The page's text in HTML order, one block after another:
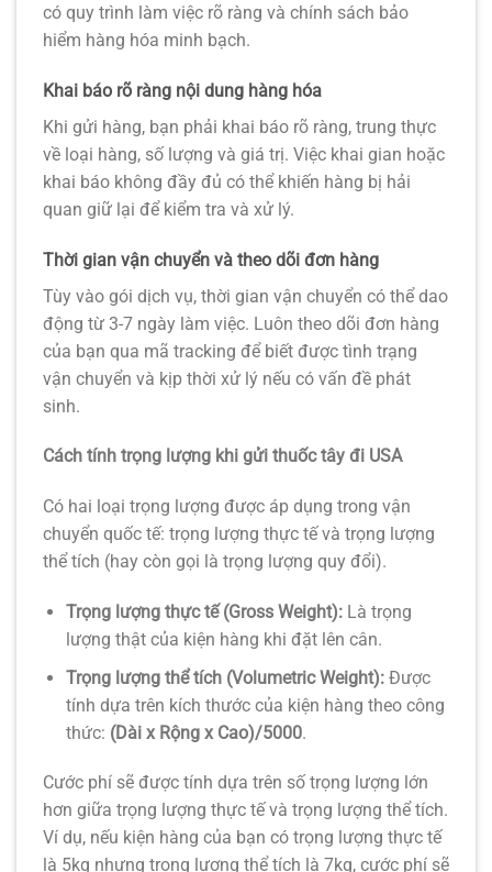
có quy trình làm việc rõ ràng và chính sách bảo
hiểm hàng hóa minh bạch.
Khai báo rõ ràng nội dung hàng hóa
Khi gửi hàng, bạn phải khai báo rõ ràng, trung thực
về loại hàng, số lượng và giá trị. Việc khai gian hoặc
khai báo không đầy đủ có thể khiến hàng bị hải
quan giữ lại để kiểm tra và xử lý.
Thời gian vận chuyển và theo dõi đơn hàng
Tùy vào gói dịch vụ, thời gian vận chuyển có thể dao
động từ 3-7 ngày làm việc. Luôn theo dõi đơn hàng
của bạn qua mã tracking để biết được tình trạng
vận chuyển và kịp thời xử lý nếu có vấn đề phát
sinh.
Cách tính trọng lượng khi gửi thuốc tây đi USA
Có hai loại trọng lượng được áp dụng trong vận
chuyển quốc tế: trọng lượng thực tế và trọng lượng
thể tích (hay còn gọi là trọng lượng quy đổi).
Trọng lượng thực tế (Gross Weight):Là trọng
lượng thật của kiện hàng khi đặt lên cân.
Trọng lượng thể tích (Volumetric Weight):Được
tính dựa trên kích thước của kiện hàng theo công
thức: (Dài x Rộng x Cao)/5000.
Cước phí sẽ được tính dựa trên số trọng lượng lớn
hơn giữa trọng lượng thực tế và trọng lượng thể tích.
Ví dụ, nếu kiện hàng của bạn có trọng lượng thực tế
là 5kg nhưng trọng lượng thể tích là 7kg, cước phí sẽ